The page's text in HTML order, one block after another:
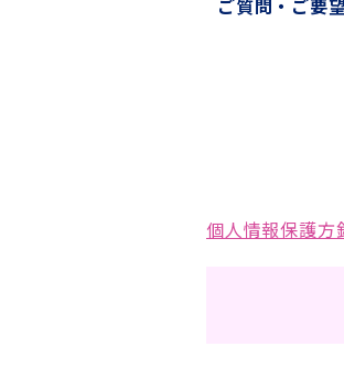
ご質問・ご要
個人情報保護方